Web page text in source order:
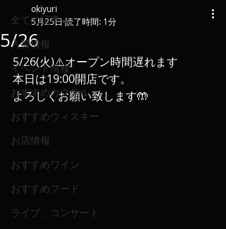
全ての記事
入荷情報
イベント情報
おすすめカクテル
おすすめウィスキー
お店情報
おすすめワイン
おすすめフード
ライブ、コンサート
5/26
okiyuri
5月25日 読了時間: 1分
5/26(火)⚠️オープン時間遅れます
本日は19:00開店です。
よろしくお願い致します🤲